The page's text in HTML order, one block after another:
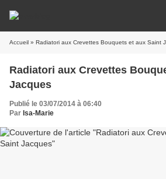
Accueil » Radiatori aux Crevettes Bouquets et aux Saint
Radiatori aux Crevettes
Jacques
Publié le 03/07/2014 à 06:40
Par Isa-Marie